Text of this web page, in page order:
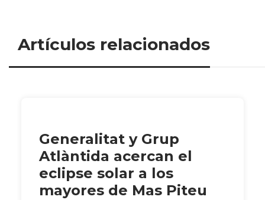
Artículos relacionados
Generalitat y Grup
Atlàntida acercan el
eclipse solar a los
mayores de Mas Piteu